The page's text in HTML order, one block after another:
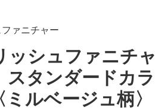
ァニチャー
ッシュファニ
タンダードカ
ルベージュ柄